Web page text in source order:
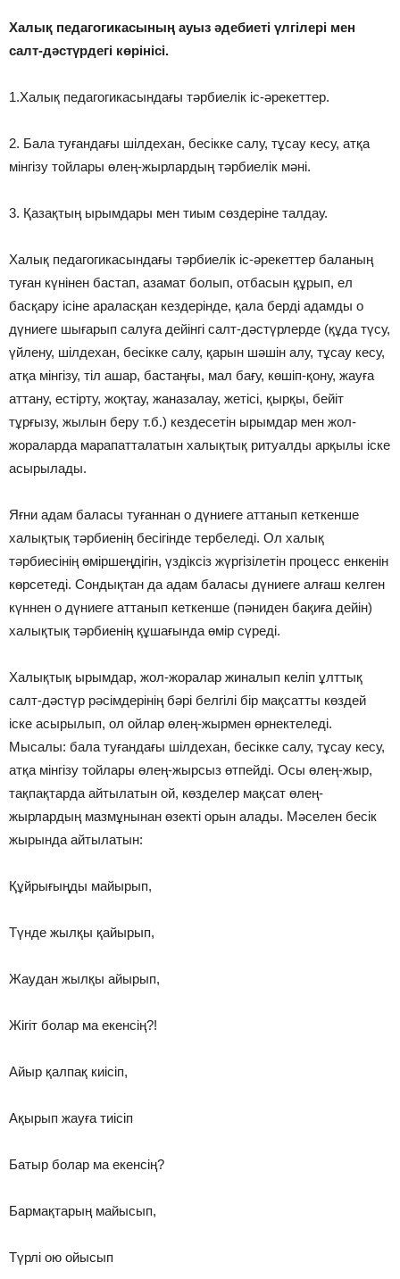
Халық педагогикасының ауыз әдебиетi үлгiлерi мен
салт-дәстүрдегi көрiнiсi.
1.Халық педагогикасындағы тәрбиелік іс-әрекеттер.
2. Бала туғандағы шiлдехан, бесiкке салу, тұсау кесу, атқа
мiнгiзу тойлары өлең-жырлардың тәрбиелік мәні.
3. Қазақтың ырымдары мен тиым сөздерiне талдау.
Халық педагогикасындағы тәрбиелiк iс-әрекеттер баланың
туған күнiнен бастап, азамат болып, отбасын құрып, ел
басқару iсiне араласқан кездерiнде, қала бердi адамды о
дүниеге шығарып салуға дейiнгi салт-дәстүрлерде (құда түсу,
үйлену, шiлдехан, бесiкке салу, қарын шәшiн алу, тұсау кесу,
атқа мiнгiзу, тiл ашар, бастаңғы, мал бағу, көшiп-қону, жауға
аттану, естiрту, жоқтау, жаназалау, жетiсi, қырқы, бейiт
тұрғызу, жылын беру т.б.) кездесетiн ырымдар мен жол-
жораларда марапатталатын халықтық ритуалды арқылы iске
асырылады.
Яғни адам баласы туғаннан о дүниеге аттанып кеткенше
халықтық тәрбиенiң бесiгiнде тербеледi. Ол халық
тәрбиесiнiң өмiршеңдiгiн, үздiксiз жүргiзiлетiн процесс енкенiн
көрсетедi. Сондықтан да адам баласы дүниеге алғаш келген
күннен о дүниеге аттанып кеткенше (пәниден бақиға дейiн)
халықтық тәрбиенiң құшағында өмiр сүредi.
Халықтық ырымдар, жол-жоралар жиналып келiп ұлттық
салт-дәстүр рәсiмдерiнiң бәрi белгiлi бiр мақсатты көздей
iске асырылып, ол ойлар өлең-жырмен өрнектеледi.
Мысалы: бала туғандағы шiлдехан, бесiкке салу, тұсау кесу,
атқа мiнгiзу тойлары өлең-жырсыз өтпейдi. Осы өлең-жыр,
тақпақтарда айтылатын ой, көзделер мақсат өлең-
жырлардың мазмұнынан өзектi орын алады. Мәселен бесiк
жырында айтылатын:
Құйрығыңды майырып,
Түнде жылқы қайырып,
Жаудан жылқы айырып,
Жiгiт болар ма екенсiң?!
Айыр қалпақ киiсiп,
Ақырып жауға тиiсiп
Батыр болар ма екенсiң?
Бармақтарың майысып,
Түрлi ою ойысып